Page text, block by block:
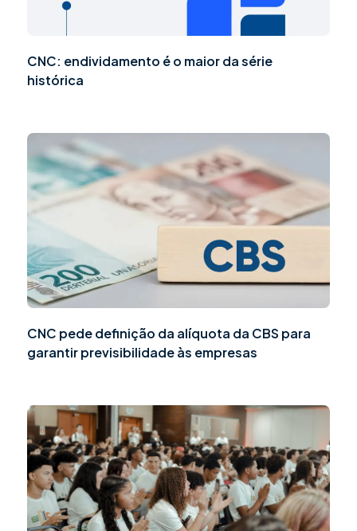
CNC: endividamento é o maior da série
histórica
CNC pede definição da alíquota da CBS para
garantir previsibilidade às empresas